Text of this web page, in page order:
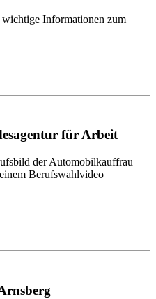
Informationen zum
für Arbeit
der Automobilkauffrau
Berufswahlvideo